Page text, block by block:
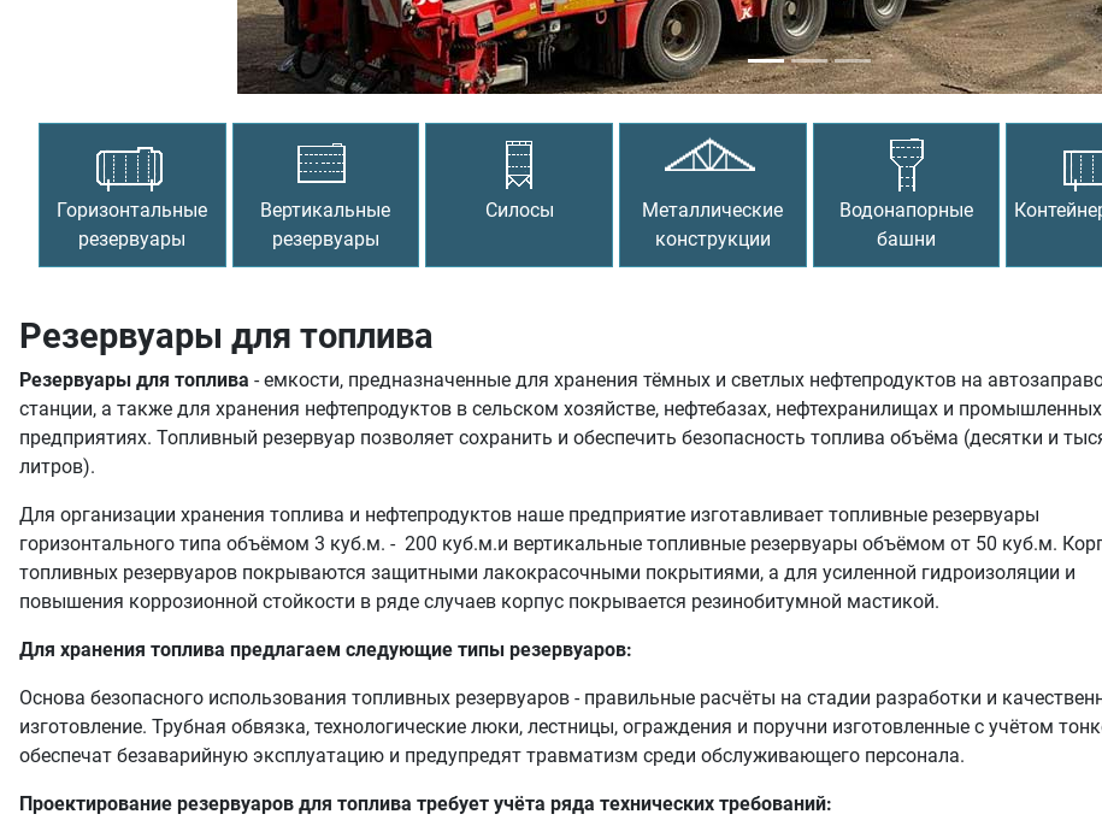
Горизонтальные
резервуары
Вертикальные
резервуары
Силосы
Металлические
конструкции
Водонапорные
башни
Резервуары для топлива
Резервуары для топлива - емкости, предназначенные для хранения тёмных и светлых нефтепродуктов на
станции, а также для хранения нефтепродуктов в сельском хозяйстве, нефтебазах, нефтехранилищах и промышленных
предприятиях. Топливный резервуар позволяет сохранить и обеспечить безопасность топлива объёма (десятки и
литров).
Для организации хранения топлива и нефтепродуктов наше предприятие изготавливает топливные резервуары
горизонтального типа объёмом 3 куб.м. - 200 куб.м.и вертикальные топливные резервуары объёмом от 50 куб.м.
топливных резервуаров покрываются защитными лакокрасочными покрытиями, а для усиленной гидроизоляции и
повышения коррозионной стойкости в ряде случаев корпус покрывается резинобитумной мастикой.
Для хранения топлива предлагаем следующие типы резервуаров:
Основа безопасного использования топливных резервуаров - правильные расчёты на стадии разработки и
изготовление. Трубная обвязка, технологические люки, лестницы, ограждения и поручни изготовленные с учётом
обеспечат безаварийную эксплуатацию и предупредят травматизм среди обслуживающего персонала.
Проектирование резервуаров для топлива требует учёта ряда технических требований: